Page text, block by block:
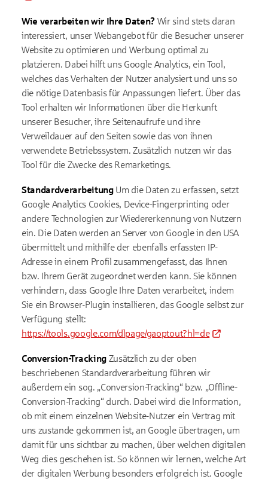
Wie verarbeiten wir Ihre Daten? Wir sind stets daran
interessiert, unser Webangebot für die Besucher unserer
Website zu optimieren und Werbung optimal zu
platzieren. Dabei hilft uns Google Analytics, ein Tool,
welches das Verhalten der Nutzer analysiert und uns so
die nötige Datenbasis für Anpassungen liefert. Über das
Tool erhalten wir Informationen über die Herkunft
unserer Besucher, ihre Seitenaufrufe und ihre
Verweildauer auf den Seiten sowie das von ihnen
verwendete Betriebssystem. Zusätzlich nutzen wir das
Tool für die Zwecke des Remarketings.
StandardverarbeitungUm die Daten zu erfassen, setzt
Google Analytics Cookies, Device-Fingerprinting oder
andere Technologien zur Wiedererkennung von Nutzern
ein. Die Daten werden an Server von Google in den USA
übermittelt und mithilfe der ebenfalls erfassten IP-
Adresse in einem Profil zusammengefasst, das Ihnen
bzw. Ihrem Gerät zugeordnet werden kann. Sie können
verhindern, dass Google Ihre Daten verarbeitet, indem
Sie ein Browser-Plugin installieren, das Google selbst zur
Verfügung stellt:
https://tools.google.com/dlpage/gaoptout?hl=de
Conversion-TrackingZusätzlich zu der oben
beschriebenen Standardverarbeitung führen wir
außerdem ein sog. „Conversion-Tracking“ bzw. „Offline-
Conversion-Tracking“ durch. Dabei wird die Information,
ob mit einem einzelnen Website-Nutzer ein Vertrag mit
uns zustande gekommen ist, an Google übertragen, um
damit für uns sichtbar zu machen, über welchen digitalen
Weg dies geschehen ist. So können wir lernen, welche Art
der digitalen Werbung besonders erfolgreich ist. Google